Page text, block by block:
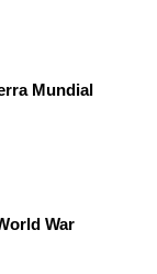
Mundial
War